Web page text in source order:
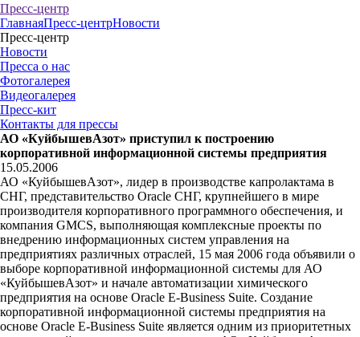
Пресс-центр
ГлавнаяПресс-центрНовости
Пресс-центр
Новости
Пресса о нас
Фотогалерея
Видеогалерея
Пресс-кит
Контакты для прессы
АО «КуйбышевАзот» приступил к построению
корпоративной информационной системы предприятия
15.05.2006
АО «КуйбышевАзот», лидер в производстве капролактама в
СНГ, представительство Oracle СНГ, крупнейшего в мире
производителя корпоративного программного обеспечения, и
компания GMCS, выполняющая комплексные проекты по
внедрению информационных систем управления на
предприятиях различных отраслей, 15 мая 2006 года объявили о
выборе корпоративной информационной системы для АО
«КуйбышевАзот» и начале автоматизации химического
предприятия на основе Oracle E-Business Suite. Создание
корпоративной информационной системы предприятия на
основе Oracle E-Business Suite является одним из приоритетных